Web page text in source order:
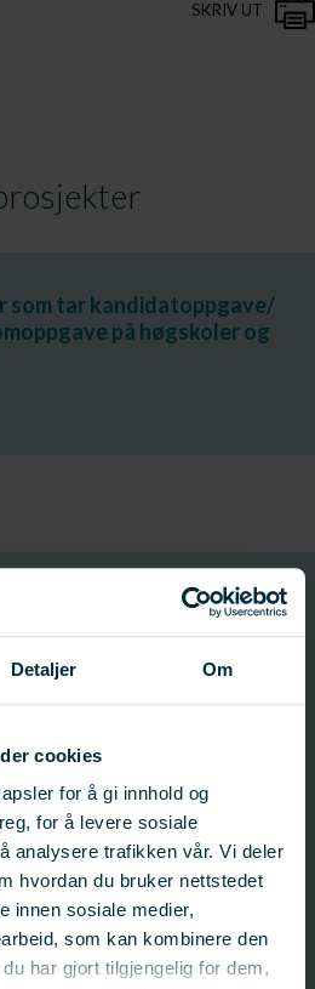
Detaljer Om
cookies
for å gi innhold og
for å levere sosiale
analysere trafikken vår. Vi deler
hvordan du bruker nettstedet
innen sosiale medier,
som kan kombinere den
har gjort tilgjengelig for dem,
SKRIV UT
som tar kandidatoppgave/
på høgskoler og
Marked og samfunn